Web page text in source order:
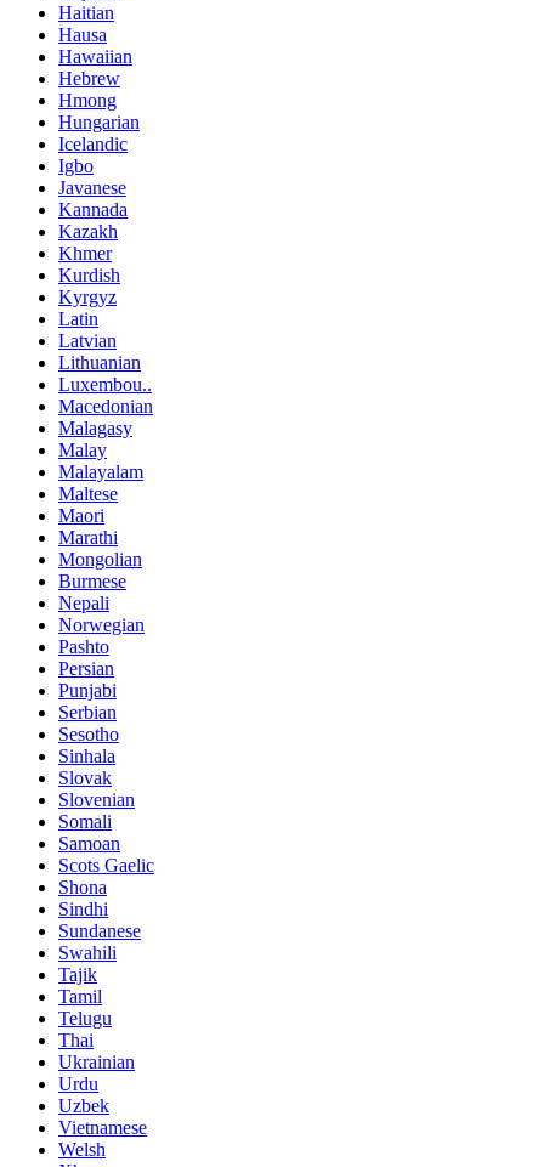
Haitian
Hausa
Hawaiian
Hebrew
Hmong
Hungarian
Icelandic
Igbo
Javanese
Kannada
Kazakh
Khmer
Kurdish
Kyrgyz
Latin
Latvian
Lithuanian
Luxembou..
Macedonian
Malagasy
Malay
Malayalam
Maltese
Maori
Marathi
Mongolian
Burmese
Nepali
Norwegian
Pashto
Persian
Punjabi
Serbian
Sesotho
Sinhala
Slovak
Slovenian
Somali
Samoan
Scots Gaelic
Shona
Sindhi
Sundanese
Swahili
Tajik
Tamil
Telugu
Thai
Ukrainian
Urdu
Uzbek
Vietnamese
Welsh